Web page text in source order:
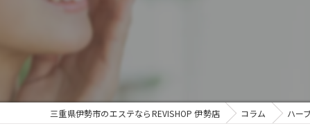
三重県伊勢市のエステならREVISHOP 伊勢店 コラム ハー